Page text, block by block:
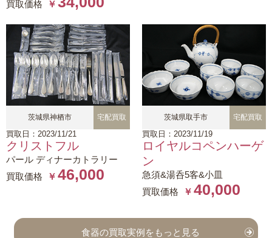
買取価格 ￥
茨城県神栖市 宅配買取
買取日：2023/11/21
クリストフル
パール ディナーカトラリー
買取価格
￥ 46,000
茨城県取手市 宅配買取
買取日：2023/11/19
ロイヤルコペンハーゲ
ン
急須&湯呑5客&小皿
買取価格
￥ 40,000
食器の買取実例をもっと見る